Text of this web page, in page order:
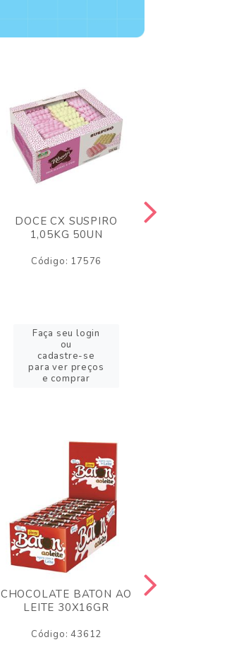
DOCE CX SUSPIRO
1,05KG 50UN
Código: 17576
Faça seu login
ou
cadastre-se
para ver preços
e comprar
CHOCOLATE BATON AO
LEITE 30X16GR
Código: 43612